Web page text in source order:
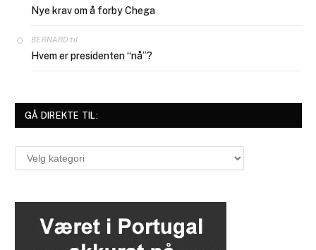
Nye krav om å forby Chega
BERNARD til
Hvem er presidenten “nå”?
GÅ DIREKTE TIL:
direkte